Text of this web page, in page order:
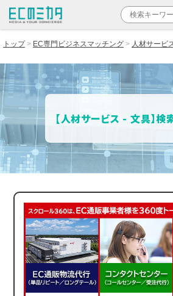
トップ EC専門ビジネスマッチング 人材サービ
【人材サービス - 文具】検